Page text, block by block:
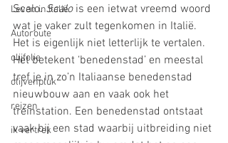
Leven in Italië
Autoroute
olijfolie
olijvenpluk
reizen
ik vertrek
Scalo. Scalo is een ietwat vreemd woord
wat je vaker zult tegenkomen in Italië.
Het is eigenlijk niet letterlijk te vertalen.
Het betekent ‘benedenstad’ en meestal
tref je in zo’n Italiaanse benedenstad
nieuwbouw aan en vaak ook het
treinstation. Een benedenstad ontstaat
vaak bij een stad waarbij uitbreiding niet